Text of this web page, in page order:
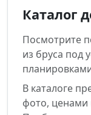
Каталог
Посмотрите
из бруса под
В каталоге
фото, ценами